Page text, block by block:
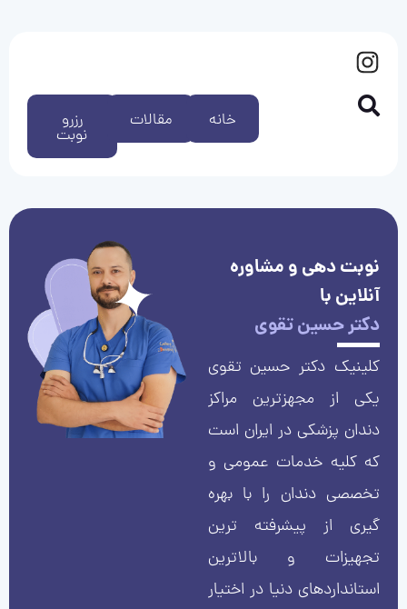
رزرو
نوبت
مقالات خانه
نوبت دهی و مشاوره
آنلاین با
دکتر حسین تقوی
کلینیک دکتر حسین تقوی
یکی از مجهزترین مراکز
دندان پزشکی در ایران است
که کلیه خدمات عمومی و
تخصصی دندان را با بهره
گیری از پیشرفته ترین
تجهیزات و بالاترین
استانداردهای دنیا در اختیار